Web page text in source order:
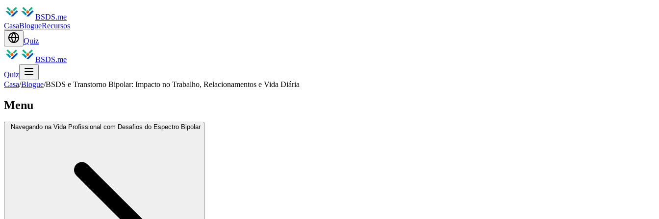
BSDS.me
CasaBlogueRecursos
Quiz
BSDS.me
Quiz
Casa/Blogue/BSDS e Transtorno Bipolar: Impacto no Trabalho, Relacionamentos e Vida Diária
Menu
Navegando na Vida Profissional com Desafios do Espectro Bipolar